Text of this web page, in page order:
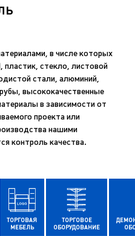
в числе которых
стекло, листовой
стали, алюминий,
высококачественные
в зависимости от
проекта или
нашими
контроль качества.
ТОРГОВАЯ
МЕБЕЛЬ
ТОРГОВОЕ
ОБОРУДОВАНИЕ